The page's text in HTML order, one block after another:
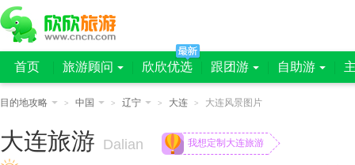
首页 旅游顾问 欣欣优选 跟团游 自助游
目的地攻略 > 中国 > 辽宁 > 大连 > 大连风景图片
大连旅游 Dalian 我想定制大连旅游